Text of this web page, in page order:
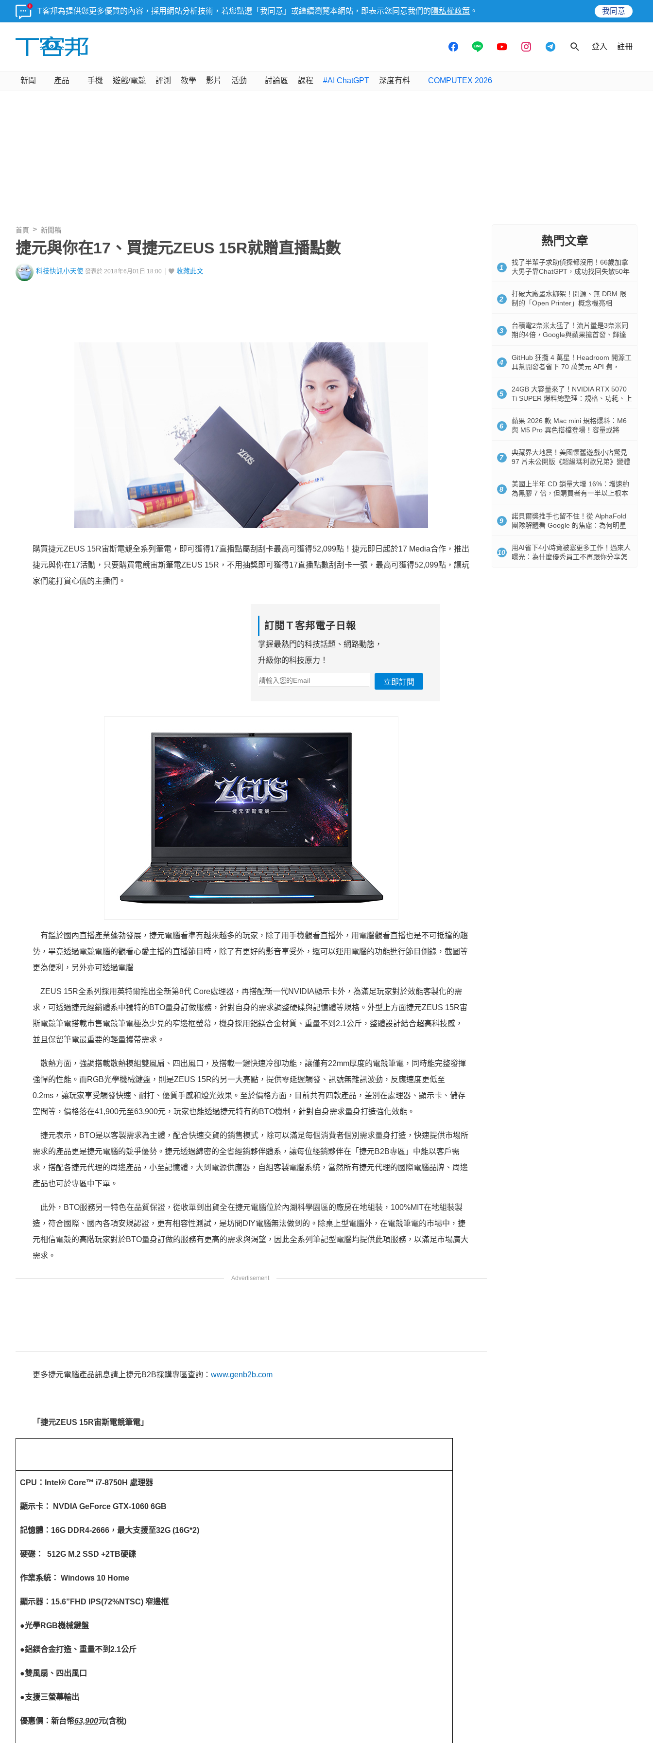
T客邦為提供您更多優質的內容，採用網站分析技術，若您點選「我同意」或繼續瀏覽本網站，即表示您同意我們的 隱私權政策 。 我同意
登入 註冊
新聞 產品 手機 遊戲/電競 評測 教學 影片 活動 討論區 課程 #AI ChatGPT 深度有料 COMPUTEX 2026
首頁 新聞稿
捷元與你在17、買捷元ZEUS 15R就贈直播點數
科技快訊小天使 發表於 2018年6月01日 18:00 收藏此文
購買捷元ZEUS 15R宙斯電競全系列筆電，即可獲得17直播點屬刮刮卡最高可獲得52,099點！捷元即日起於17 Media合作，推出
捷元與你在17活動，只要購買電競宙斯筆電ZEUS 15R，不用抽獎即可獲得17直播點數刮刮卡一張，最高可獲得52,099點，讓玩
家們能打賞心儀的主播們。
訂閱Ｔ客邦電子日報
掌握最熱門的科技話題、網路動態，
升級你的科技原力！
立即訂閱
有鑑於國內直播產業蓬勃發展，捷元電腦看準有越來越多的玩家，除了用手機觀看直播外，用電腦觀看直播也是不可抵擋的趨
勢，畢竟透過電競電腦的觀看心愛主播的直播節目時，除了有更好的影音享受外，還可以運用電腦的功能進行節目側錄，截圖等
更為便利，另外亦可透過電腦
ZEUS 15R全系列採用英特爾推出全新第8代 Core處理器，再搭配新一代NVIDIA顯示卡外，為滿足玩家對於效能客製化的需
求，可透過捷元經銷體系中獨特的BTO量身訂做服務，針對自身的需求調整硬碟與記憶體等規格。外型上方面捷元ZEUS 15R宙
斯電競筆電搭載市售電競筆電極為少見的窄邊框螢幕，機身採用鋁鎂合金材質、重量不到2.1公斤，整體設計結合超高科技感，
並且保留筆電最重要的輕量攜帶需求。
散熱方面，強調搭載散熱模組雙風扇、四出風口，及搭載一鍵快速冷卻功能，讓僅有22mm厚度的電競筆電，同時能完整發揮
強悍的性能。而RGB光學機械鍵盤，則是ZEUS 15R的另一大亮點，提供零延遲觸發、訊號無雜訊波動，反應速度更低至
0.2ms，讓玩家享受觸發快速、耐打、優質手感和燈光效果。至於價格方面，目前共有四款產品，差別在處理器、顯示卡、儲存
空間等，價格落在41,900元至63,900元，玩家也能透過捷元特有的BTO機制，針對自身需求量身打造強化效能。
捷元表示，BTO是以客製需求為主體，配合快速交貨的銷售模式，除可以滿足每個消費者個別需求量身打造，快速提供市場所
需求的產品更是捷元電腦的競爭優勢。捷元透過綿密的全省經銷夥伴體系，讓每位經銷夥伴在「捷元B2B專區」中能以客戶需
求，搭配各捷元代理的周邊產品，小至記憶體，大到電源供應器，自組客製電腦系統，當然所有捷元代理的國際電腦品牌、周邊
產品也可於專區中下單。
此外，BTO服務另一特色在品質保證，從收單到出貨全在捷元電腦位於內湖科學園區的廠房在地組裝，100%MIT在地組裝製
造，符合國際、國內各項安規認證，更有相容性測試，是坊間DIY電腦無法做到的。除桌上型電腦外，在電競筆電的市場中，捷
元相信電競的高階玩家對於BTO量身訂做的服務有更高的需求與渴望，因此全系列筆記型電腦均提供此項服務，以滿足市場廣大
需求。
更多捷元電腦產品訊息請上捷元B2B採購專區查詢： www.genb2b.com
「捷元ZEUS 15R宙斯電競筆電」
CPU ：Intel® Core™ i7-8750H 處理器
顯示卡： NVDIA GeForce GTX-1060 6GB
記憶體：16G DDR4-2666，最大支援至32G (16G*2)
硬碟： 512G M.2 SSD +2TB硬碟
作業系統： Windows 10 Home
顯示器：15.6”FHD IPS(72%NTSC) 窄邊框
●光學RGB機械鍵盤
●鋁鎂合金打造、重量不到2.1公斤
●雙風扇、四出風口
●支援三螢幕輸出
優惠價：新台幣63,900元(含稅)
熱門文章
1
找了半輩子求助偵探都沒用！66歲加拿
大男子靠ChatGPT，成功找回失散50年
2
打破大廠墨水綁架！開源、無 DRM 限
制的「Open Printer」概念機亮相
3
台積電2奈米太猛了！流片量是3奈米同
期的4倍，Google與蘋果搶首發、輝達
4
GitHub 狂攬 4 萬星！Headroom 開源工
具幫開發者省下 70 萬美元 API 費，
5
24GB 大容量來了！NVIDIA RTX 5070
Ti SUPER 爆料總整理：規格、功耗、上
6
蘋果 2026 款 Mac mini 規格爆料：M6
與 M5 Pro 異色搭檔登場！容量或將
7
典藏界大地震！美國懷舊遊戲小店驚見
97 片未公開版《超級瑪利歐兄弟》變體
8
美國上半年 CD 銷量大增 16%：增速約
為黑膠 7 倍，但購買者有一半以上根本
9
諾貝爾獎推手也留不住！從 AlphaFold
團隊解體看 Google 的焦慮：為何明星
10
用AI省下4小時竟被塞更多工作！過來人
曝光：為什麼優秀員工不再跟你分享怎